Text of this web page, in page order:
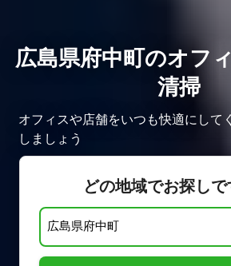
広島県府中町のオフ
清掃
オフィスや店舗をいつも快適にして
しましょう
どの地域でお探しで